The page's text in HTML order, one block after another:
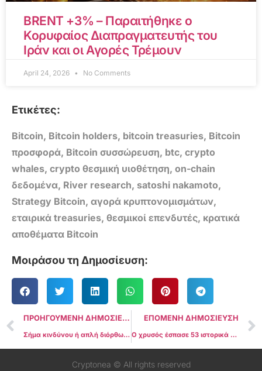
BRENT +3% – Παραιτήθηκε ο
Κορυφαίος Διαπραγματευτής του
Ιράν και οι Αγορές Τρέμουν
April 24, 2026 No Comments
Ετικέτες:
Bitcoin, Bitcoin holders, bitcoin treasuries, Bitcoin
προσφορά, Bitcoin συσσώρευση, btc, crypto
whales, crypto θεσμική υιοθέτηση, on-chain
δεδομένα, River research, satoshi nakamoto,
Strategy Bitcoin, αγορά κρυπτονομισμάτων,
εταιρικά treasuries, θεσμικοί επενδυτές, κρατικά
αποθέματα Bitcoin
Μοιράσου τη Δημοσίευση:
ΠΡΟΗΓΟΥΜΕΝΗ ΔΗΜΟΣΙΕΥΣΗ
Σήμα κινδύνου ή απλή διόρθωση; Τα spot XRP ETFs γράφουν το πρώτο τους outflow μετά από 36 ημέρες
ΕΠΟΜΕΝΗ ΔΗΜΟΣΙΕΥΣΗ
Ο χρυσός έσπασε 53 ιστορικά ρεκόρ μέσα στο 2025 και έφερε $89 δισ. στα ETFs – Τι πραγματικά συμβαίνει στις αγορές
Cryptonea © All rights reserved